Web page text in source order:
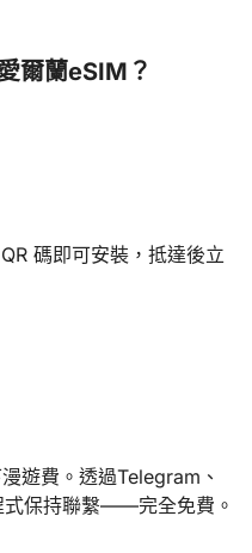
爾蘭eSIM？
碼即可安裝，抵達後立
遊費。透過Telegram、
保持聯繫——完全免費。